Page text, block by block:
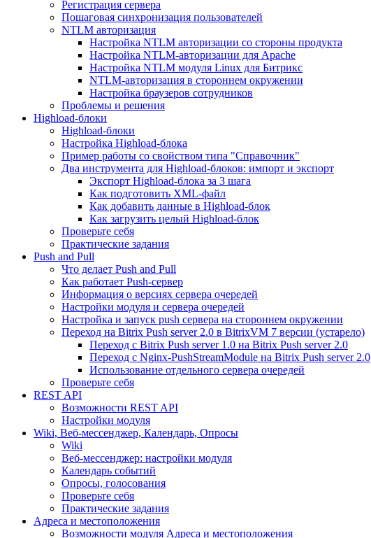
Регистрация сервера
Пошаговая синхронизация пользователей
NTLM авторизация
Настройка NTLM авторизации со стороны продукта
Настройка NTLM-авторизации для Apache
Настройка NTLM модуля Linux для Битрикс
NTLM-авторизация в стороннем окружении
Настройка браузеров сотрудников
Проблемы и решения
Highload-блоки
Highload-блоки
Настройка Highload-блока
Пример работы со свойством типа "Справочник"
Два инструмента для Highload-блоков: импорт и экспорт
Экспорт Highload-блока за 3 шага
Как подготовить XML-файл
Как добавить данные в Highload-блок
Как загрузить целый Highload-блок
Проверьте себя
Практические задания
Push and Pull
Что делает Push and Pull
Как работает Push-сервер
Информация о версиях сервера очередей
Настройки модуля и сервера очередей
Настройка и запуск push сервера на стороннем окружении
Переход на Bitrix Push server 2.0 в BitrixVM 7 версии (устарело)
Переход с Bitrix Push server 1.0 на Bitrix Push server 2.0
Переход с Nginx-PushStreamModule на Bitrix Push server 2.0
Использование отдельного сервера очередей
Проверьте себя
REST API
Возможности REST API
Настройки модуля
Wiki, Веб-мессенджер, Календарь, Опросы
Wiki
Веб-мессенджер: настройки модуля
Календарь событий
Опросы, голосования
Проверьте себя
Практические задания
Адреса и местоположения
Возможности модуля Адреса и местоположения